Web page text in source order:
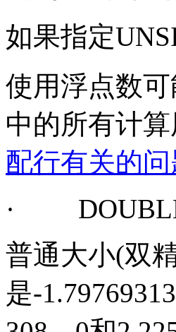
如果指定
使用浮点数
中的所有计
配行有关的问
·
普通大小(双
是-